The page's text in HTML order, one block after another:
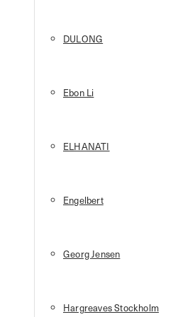
DULONG
Ebon Li
ELHANATI
Engelbert
Georg Jensen
Hargreaves Stockholm